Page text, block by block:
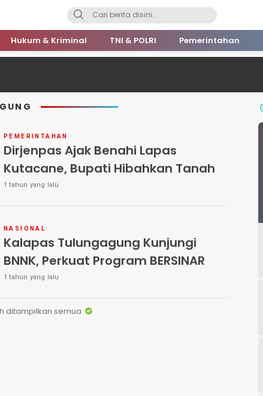
Hukum & Kriminal TNI & POLRI Pemerintahan
PEMERINTAHAN
Dirjenpas Ajak Benahi Lapas
Kutacane, Bupati Hibahkan Tanah
1 tahun yang lalu
NASIONAL
Kalapas Tulungagung Kunjungi
BNNK, Perkuat Program BERSINAR
1 tahun yang lalu
ditampilkan semua